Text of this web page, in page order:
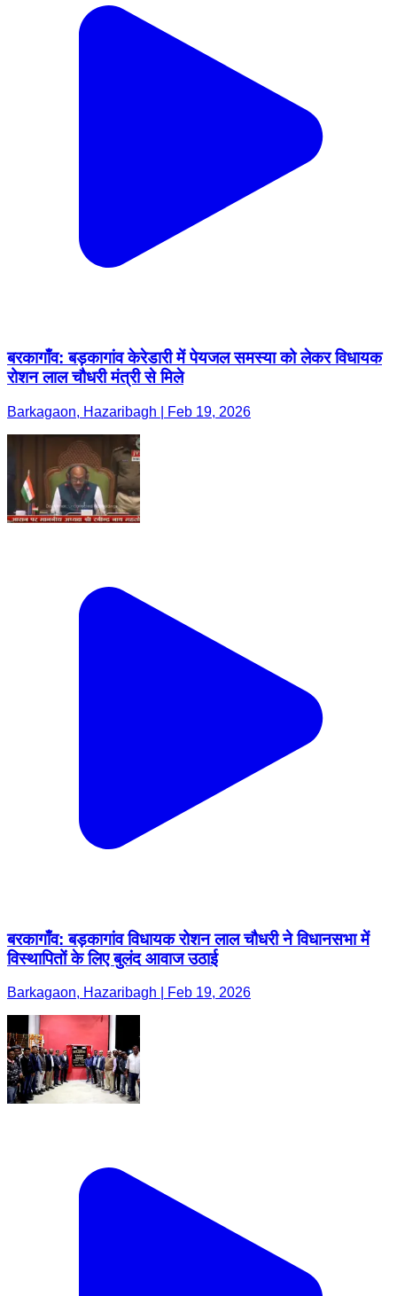
बरकागाँव: बड़कागांव केरेडारी में पेयजल समस्या को लेकर विधायक
रोशन लाल चौधरी मंत्री से मिले
Barkagaon, Hazaribagh | Feb 19, 2026
बरकागाँव: बड़कागांव विधायक रोशन लाल चौधरी ने विधानसभा में
विस्थापितों के लिए बुलंद आवाज उठाई
Barkagaon, Hazaribagh | Feb 19, 2026